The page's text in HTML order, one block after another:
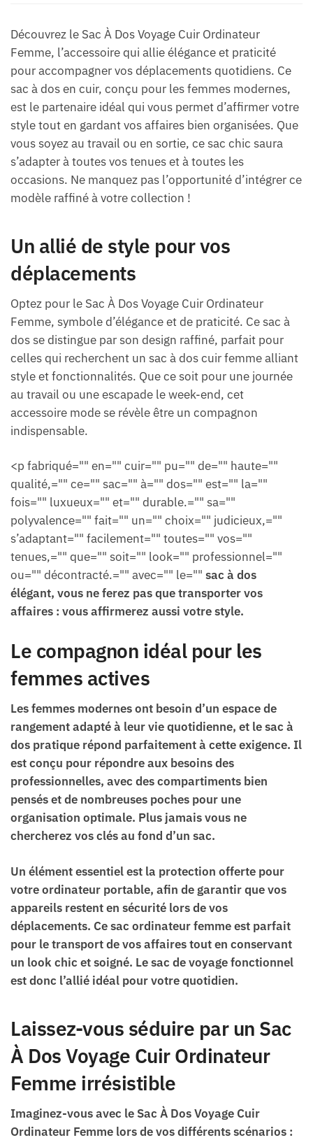
Découvrez le Sac À Dos Voyage Cuir Ordinateur
Femme, l’accessoire qui allie élégance et praticité
pour accompagner vos déplacements quotidiens. Ce
sac à dos en cuir, conçu pour les femmes modernes,
est le partenaire idéal qui vous permet d’affirmer votre
style tout en gardant vos affaires bien organisées. Que
vous soyez au travail ou en sortie, ce sac chic saura
s’adapter à toutes vos tenues et à toutes les
occasions. Ne manquez pas l’opportunité d’intégrer ce
modèle raffiné à votre collection !
Un allié de style pour vos
déplacements
Optez pour le Sac À Dos Voyage Cuir Ordinateur
Femme, symbole d’élégance et de praticité. Ce sac à
dos se distingue par son design raffiné, parfait pour
celles qui recherchent un sac à dos cuir femme alliant
style et fonctionnalités. Que ce soit pour une journée
au travail ou une escapade le week-end, cet
accessoire mode se révèle être un compagnon
indispensable.
<p fabriqué="" en="" cuir="" pu="" de="" haute=""
qualité,="" ce="" sac="" à="" dos="" est="" la=""
fois="" luxueux="" et="" durable.="" sa=""
polyvalence="" fait="" un="" choix="" judicieux,=""
s’adaptant="" facilement="" toutes="" vos=""
tenues,="" que="" soit="" look="" professionnel=""
ou="" décontracté.="" avec="" le="" sac à dos
élégant, vous ne ferez pas que transporter vos
affaires : vous affirmerez aussi votre style.
Le compagnon idéal pour les
femmes actives
Les femmes modernes ont besoin d’un espace de
rangement adapté à leur vie quotidienne, et le sac à
dos pratique répond parfaitement à cette exigence. Il
est conçu pour répondre aux besoins des
professionnelles, avec des compartiments bien
pensés et de nombreuses poches pour une
organisation optimale. Plus jamais vous ne
chercherez vos clés au fond d’un sac.
Un élément essentiel est la protection offerte pour
votre ordinateur portable, afin de garantir que vos
appareils restent en sécurité lors de vos
déplacements. Ce sac ordinateur femme est parfait
pour le transport de vos affaires tout en conservant
un look chic et soigné. Le sac de voyage fonctionnel
est donc l’allié idéal pour votre quotidien.
Laissez-vous séduire par un Sac
À Dos Voyage Cuir Ordinateur
Femme irrésistible
Imaginez-vous avec le Sac À Dos Voyage Cuir
Ordinateur Femme lors de vos différents scénarios :